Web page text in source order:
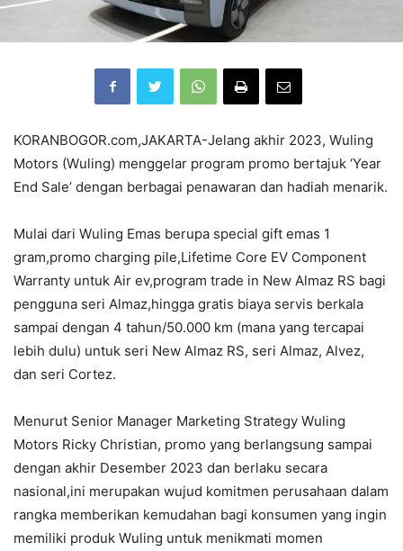
KORANBOGOR.com,JAKARTA-Jelang akhir 2023, Wuling
Motors (Wuling) menggelar program promo bertajuk ‘Year
End Sale’ dengan berbagai penawaran dan hadiah menarik.
Mulai dari Wuling Emas berupa special gift emas 1
gram,promo charging pile,Lifetime Core EV Component
Warranty untuk Air ev,program trade in New Almaz RS bagi
pengguna seri Almaz,hingga gratis biaya servis berkala
sampai dengan 4 tahun/50.000 km (mana yang tercapai
lebih dulu) untuk seri New Almaz RS, seri Almaz, Alvez,
dan seri Cortez.
Menurut Senior Manager Marketing Strategy Wuling
Motors Ricky Christian, promo yang berlangsung sampai
dengan akhir Desember 2023 dan berlaku secara
nasional,ini merupakan wujud komitmen perusahaan dalam
rangka memberikan kemudahan bagi konsumen yang ingin
memiliki produk Wuling untuk menikmati momen